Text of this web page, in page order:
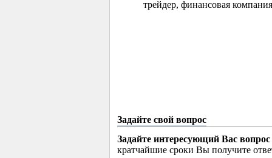
трейдер, финансовая
Задайте свой вопрос
Задайте интересующий Вас вопрос
кратчайшие сроки Вы получите